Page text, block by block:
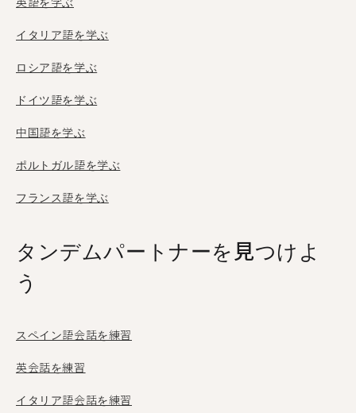
イタリア語を学ぶ
ロシア語を学ぶ
ドイツ語を学ぶ
中国語を学ぶ
ポルトガル語を学ぶ
フランス語を学ぶ
タンデムパートナーを見つけよ
う
スペイン語会話を練習
英会話を練習
イタリア語会話を練習